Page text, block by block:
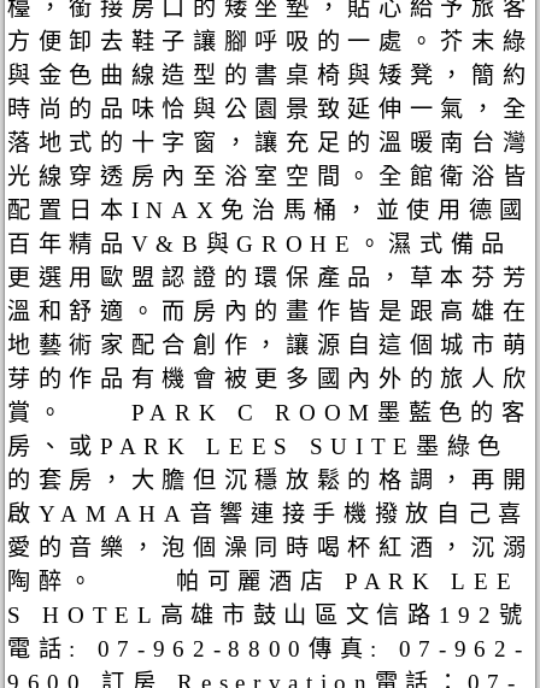
檯，銜接房口的矮坐墊，貼心給予旅客
方便卸去鞋子讓腳呼吸的一處。芥末綠
與金色曲線造型的書桌椅與矮凳，簡約
時尚的品味恰與公園景致延伸一氣，全
落地式的十字窗，讓充足的溫暖南台灣
光線穿透房內至浴室空間。全館衛浴皆
配置日本INAX免治馬桶，並使用德國
百年精品V&B與GROHE。濕式備品
更選用歐盟認證的環保產品，草本芬芳
溫和舒適。而房內的畫作皆是跟高雄在
地藝術家配合創作，讓源自這個城市萌
芽的作品有機會被更多國內外的旅人欣
賞。 PARK C ROOM墨藍色的客
房、或PARK LEES SUITE墨綠色
的套房，大膽但沉穩放鬆的格調，再開
啟YAMAHA音響連接手機撥放自己喜
愛的音樂，泡個澡同時喝杯紅酒，沉溺
陶醉。 帕可麗酒店 PARK LEE
S HOTEL高雄市鼓山區文信路192號
電話: 07-962-8800傳真: 07-962-